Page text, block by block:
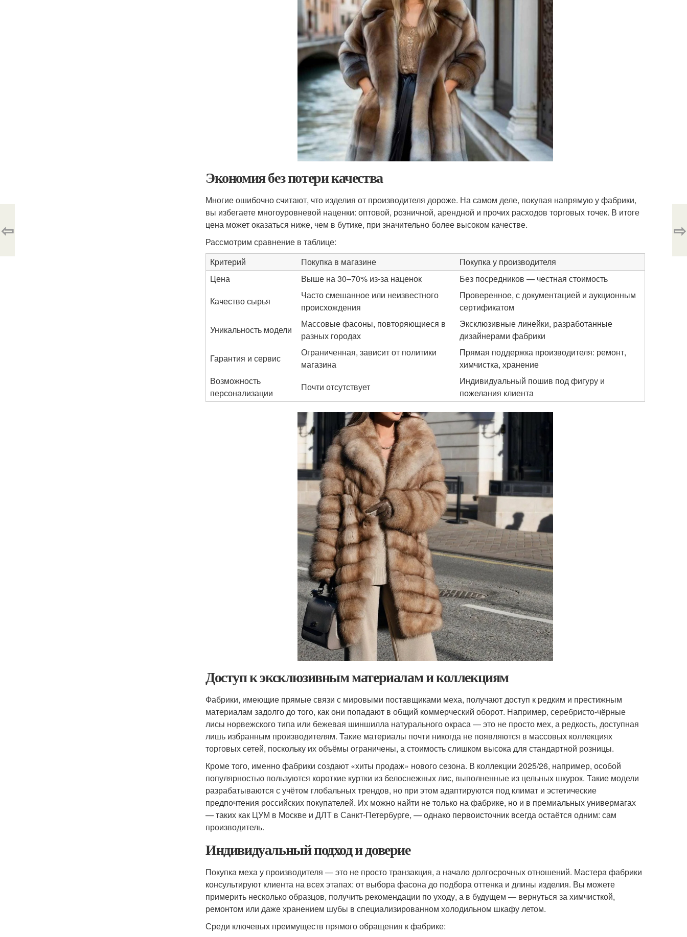
Экономия без потери качества
Многие ошибочно считают, что изделия от производителя дороже. На самом деле, покупая напрямую у фабрики,
вы избегаете многоуровневой наценки: оптовой, розничной, арендной и прочих расходов торговых точек. В итоге
цена может оказаться ниже, чем в бутике, при значительно более высоком качестве.
Рассмотрим сравнение в таблице:
Критерий
Покупка в магазине
Покупка у производителя
Цена
Выше на 30–70% из-за наценок
Без посредников — честная стоимость
Качество сырья
Часто смешанное или неизвестного
происхождения
Проверенное, с документацией и аукционным
сертификатом
Уникальность модели
Массовые фасоны, повторяющиеся в
разных городах
Эксклюзивные линейки, разработанные
дизайнерами фабрики
Гарантия и сервис
Ограниченная, зависит от политики
магазина
Прямая поддержка производителя: ремонт,
химчистка, хранение
Возможность
персонализации
Почти отсутствует
Индивидуальный пошив под фигуру и
пожелания клиента
Доступ к эксклюзивным материалам и коллекциям
Фабрики, имеющие прямые связи с мировыми поставщиками меха, получают доступ к редким и престижным
материалам задолго до того, как они попадают в общий коммерческий оборот. Например, серебристо-чёрные
лисы норвежского типа или бежевая шиншилла натурального окраса — это не просто мех, а редкость, доступная
лишь избранным производителям. Такие материалы почти никогда не появляются в массовых коллекциях
торговых сетей, поскольку их объёмы ограничены, а стоимость слишком высока для стандартной розницы.
Кроме того, именно фабрики создают «хиты продаж» нового сезона. В коллекции 2025/26, например, особой
популярностью пользуются короткие куртки из белоснежных лис, выполненные из цельных шкурок. Такие модели
разрабатываются с учётом глобальных трендов, но при этом адаптируются под климат и эстетические
предпочтения российских покупателей. Их можно найти не только на фабрике, но и в премиальных универмагах
— таких как ЦУМ в Москве и ДЛТ в Санкт-Петербурге, — однако первоисточник всегда остаётся одним: сам
производитель.
Индивидуальный подход и доверие
Покупка меха у производителя — это не просто транзакция, а начало долгосрочных отношений. Мастера фабрики
консультируют клиента на всех этапах: от выбора фасона до подбора оттенка и длины изделия. Вы можете
примерить несколько образцов, получить рекомендации по уходу, а в будущем — вернуться за химчисткой,
ремонтом или даже хранением шубы в специализированном холодильном шкафу летом.
Среди ключевых преимуществ прямого обращения к фабрике:
⇦ ⇨